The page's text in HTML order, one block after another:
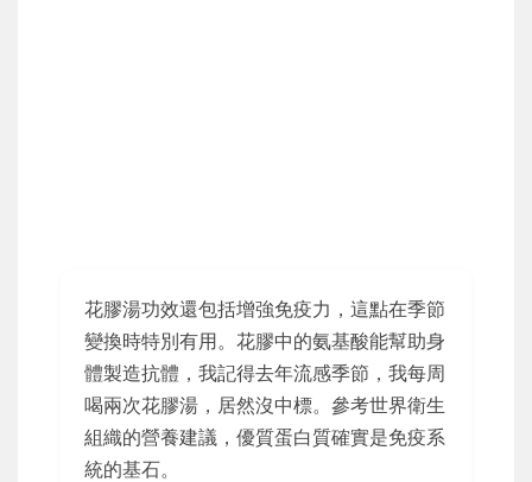
花膠湯功效還包括增強免疫力，這點在季節
變換時特別有用。花膠中的氨基酸能幫助身
體製造抗體，我記得去年流感季節，我每周
喝兩次花膠湯，居然沒中標。參考世界衛生
組織的營養建議，優質蛋白質確實是免疫系
統的基石。